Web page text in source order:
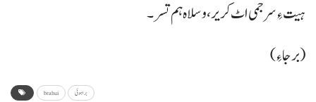
ہیت ءِ سرجمی اٹ کریر، و سلاہ ہم تسر۔
(برجا ءِ)
brahui براہوئی